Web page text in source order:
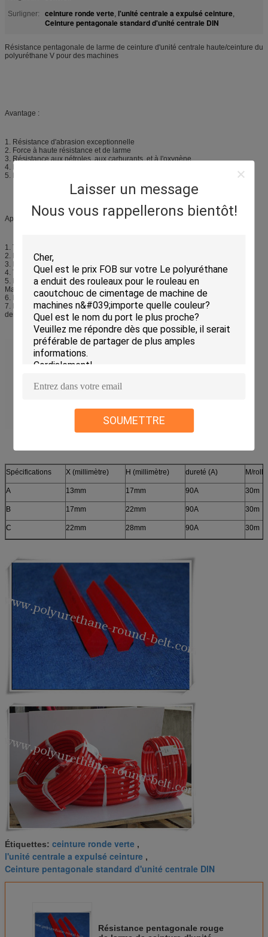
Laisser un message
Nous vous rappellerons bientôt!
SOUMETTRE
Surligner:
ceinture ronde verte, l'unité centrale a expulsé ceinture,
Ceinture pentagonale standard d'unité centrale DIN
Résistance pentagonale de larme de ceinture d'unité centrale haute/ceinture du
polyuréthane V pour des machines
Avantage :
1. Résistance d'abrasion exceptionnelle
2. Force à haute résistance et de larme
3. Résistance aux pétroles, aux carburants, et à l'oxygène
4. Bon weatherability et résistance à haute impression
5. Bas ensemble de compression
Application :
1. Transport de journal,
2. Machines à emballer,
3. Installations en céramique et de grès de transformation,
4. Transport de tuiles de plancher et de toit,
5. Machineries fonctionnants en bois,
Machines textiles,
6. Machines d'industrie du papier,
7. Machines d'évaluation de nourriture, d'autres machines de traitement des
denrées alimentaires des produits alimentaires.
Spécifications X (millimètre) H (millimètre) dureté (A) M/rolls
A 13mm 17mm 90A 30m
B 17mm 22mm 90A 30m
C 22mm 28mm 90A 30m
Étiquettes: ceinture ronde verte ,
l'unité centrale a expulsé ceinture ,
Ceinture pentagonale standard d'unité centrale DIN
Résistance pentagonale rouge